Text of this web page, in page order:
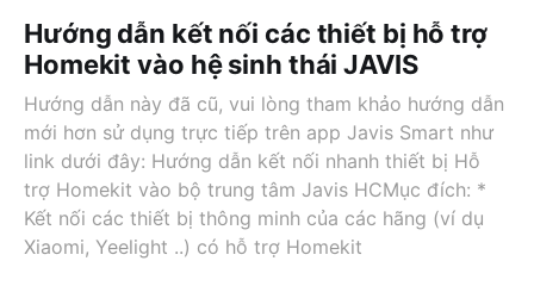
Hướng dẫn kết nối các thiết bị hỗ trợ
Homekit vào hệ sinh thái JAVIS
Hướng dẫn này đã cũ, vui lòng tham khảo hướng dẫn
mới hơn sử dụng trực tiếp trên app Javis Smart như
link dưới đây: Hướng dẫn kết nối nhanh thiết bị Hỗ
trợ Homekit vào bộ trung tâm Javis HCMục đích: *
Kết nối các thiết bị thông minh của các hãng (ví dụ
Xiaomi, Yeelight ..) có hỗ trợ Homekit